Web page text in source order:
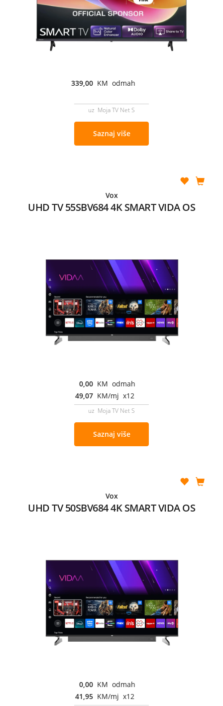
339,00 KM odmah
uz Moja TV Net S
Saznaj više
Vox
UHD TV 55SBV684 4K SMART VIDA OS
0,00 KM odmah
49,07 KM/mj x12
uz Moja TV Net S
Saznaj više
Vox
UHD TV 50SBV684 4K SMART VIDA OS
0,00 KM odmah
41,95 KM/mj x12